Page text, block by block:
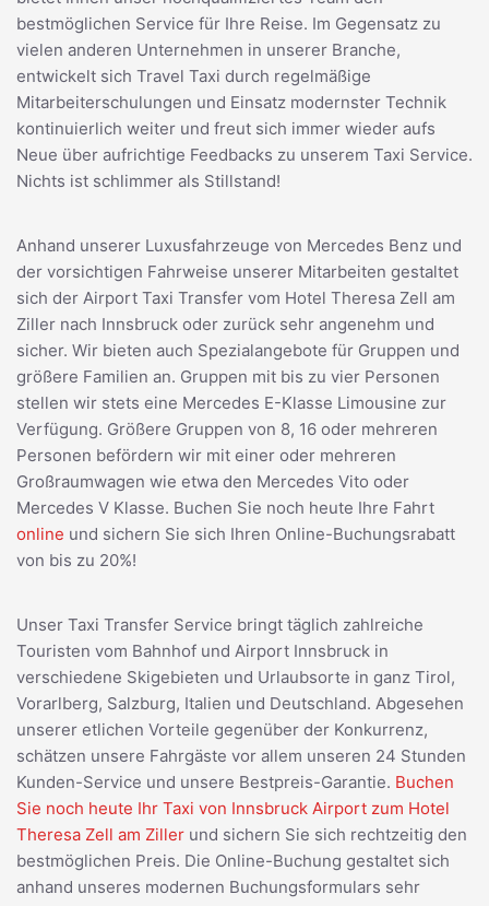
bestmöglichen Service für Ihre Reise. Im Gegensatz zu
vielen anderen Unternehmen in unserer Branche,
entwickelt sich Travel Taxi durch regelmäßige
Mitarbeiterschulungen und Einsatz modernster Technik
kontinuierlich weiter und freut sich immer wieder aufs
Neue über aufrichtige Feedbacks zu unserem Taxi Service.
Nichts ist schlimmer als Stillstand!
Anhand unserer Luxusfahrzeuge von Mercedes Benz und
der vorsichtigen Fahrweise unserer Mitarbeiten gestaltet
sich der Airport Taxi Transfer vom Hotel Theresa Zell am
Ziller nach Innsbruck oder zurück sehr angenehm und
sicher. Wir bieten auch Spezialangebote für Gruppen und
größere Familien an. Gruppen mit bis zu vier Personen
stellen wir stets eine Mercedes E-Klasse Limousine zur
Verfügung. Größere Gruppen von 8, 16 oder mehreren
Personen befördern wir mit einer oder mehreren
Großraumwagen wie etwa den Mercedes Vito oder
Mercedes V Klasse. Buchen Sie noch heute Ihre Fahrt
online und sichern Sie sich Ihren Online-Buchungsrabatt
von bis zu 20%!
Unser Taxi Transfer Service bringt täglich zahlreiche
Touristen vom Bahnhof und Airport Innsbruck in
verschiedene Skigebieten und Urlaubsorte in ganz Tirol,
Vorarlberg, Salzburg, Italien und Deutschland. Abgesehen
unserer etlichen Vorteile gegenüber der Konkurrenz,
schätzen unsere Fahrgäste vor allem unseren 24 Stunden
Kunden-Service und unsere Bestpreis-Garantie. Buchen
Sie noch heute Ihr Taxi von Innsbruck Airport zum Hotel
Theresa Zell am Ziller und sichern Sie sich rechtzeitig den
bestmöglichen Preis. Die Online-Buchung gestaltet sich
anhand unseres modernen Buchungsformulars sehr